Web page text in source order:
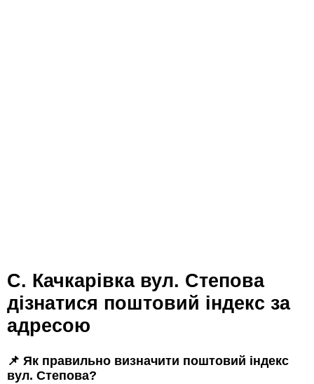
с. Качкарівка вул. Степова
дізнатися поштовий індекс за
адресою
📌 Як правильно визначити поштовий індекс
вул. Степова?